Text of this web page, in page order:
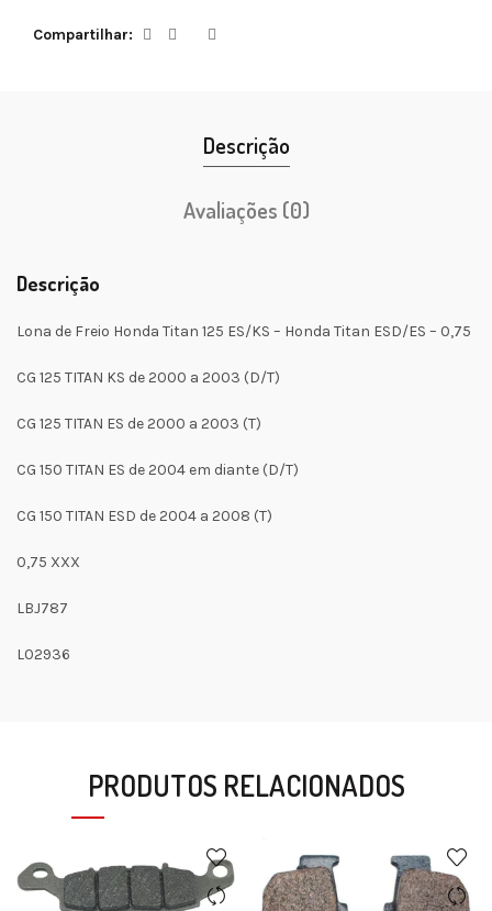
Compartilhar
Descrição
Avaliações (0)
Descrição
Lona de Freio Honda Titan 125 ES/KS – Honda Titan ESD/ES – 0,75
CG 125 TITAN KS de 2000 a 2003 (D/T)
CG 125 TITAN ES de 2000 a 2003 (T)
CG 150 TITAN ES de 2004 em diante (D/T)
CG 150 TITAN ESD de 2004 a 2008 (T)
0,75 XXX
LBJ787
L02936
PRODUTOS RELACIONADOS